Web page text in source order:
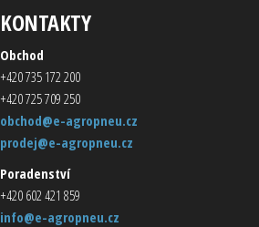
KONTAKTY
Obchod
+420 735 172 200
+420 725 709 250
obchod@e-agropneu.cz
prodej@e-agropneu.cz
Poradenství
+420 602 421 859
info@e-agropneu.cz